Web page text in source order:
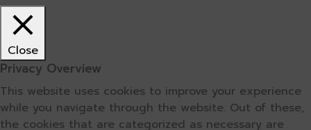
Close
Privacy Overview
This website uses cookies to improve your experience
while you navigate through the website. Out of these,
the cookies that are categorized as necessary are